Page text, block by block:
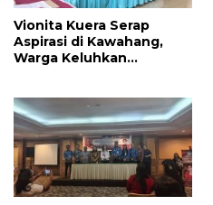
Vionita Kuera Serap
Aspirasi di Kawahang,
Warga Keluhkan